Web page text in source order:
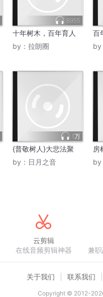
8955
十年树木，百年育人
by： 拉朗圈
百
by
1万
{普敬树人}大悲法聚
by： 日月之音
房
by
云剪辑
在线音频剪辑神器
兼
关于我们 联系我们
Copyright © 2012-